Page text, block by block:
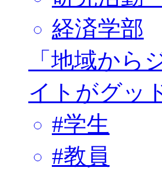
経済学部
「地域から
イトがグッ
#学生
#教員